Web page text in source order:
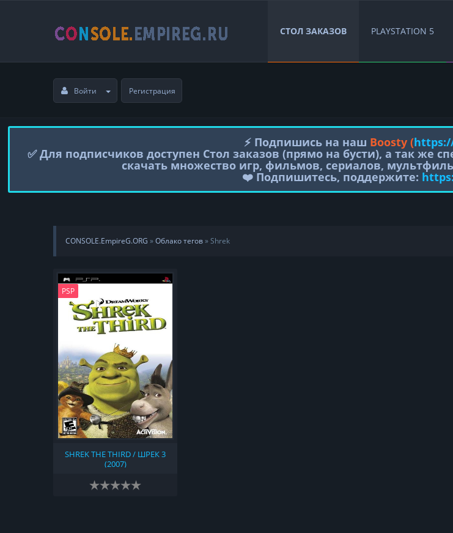
СТОЛ ЗАКАЗОВ PLAYSTATION 5
Войти Регистрация
⚡️ Подпишись на наш Boosty (
✅ Для подписчиков доступен Стол заказов (прямо на бусти), а так
скачать множество игр, фильмов, сериалов,
❤️ Подпишитесь, поддержите:
CONSOLE.EmpireG.ORG »Облако тегов» Shrek
PSP
SHREK THE THIRD / ШРЕК 3
(2007)